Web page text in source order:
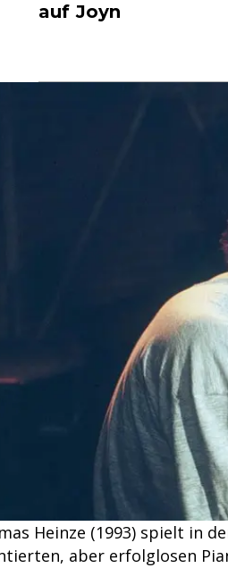
auf Joyn
Heinze (1993) spielt in
aber erfolglosen